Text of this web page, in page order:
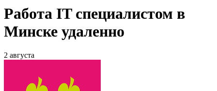
Работа IT специалистом в
Минске удаленно
2 августа